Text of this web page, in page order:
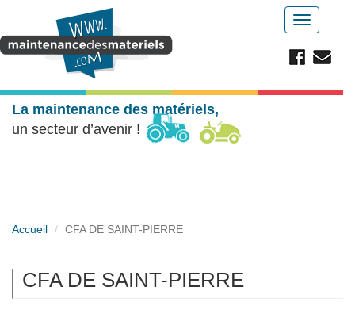
Aller au contenu principal
Toggle
La maintenance des matériels,
un secteur d’avenir !
Accueil CFA DE SAINT-PIERRE
CFA DE SAINT-PIERRE